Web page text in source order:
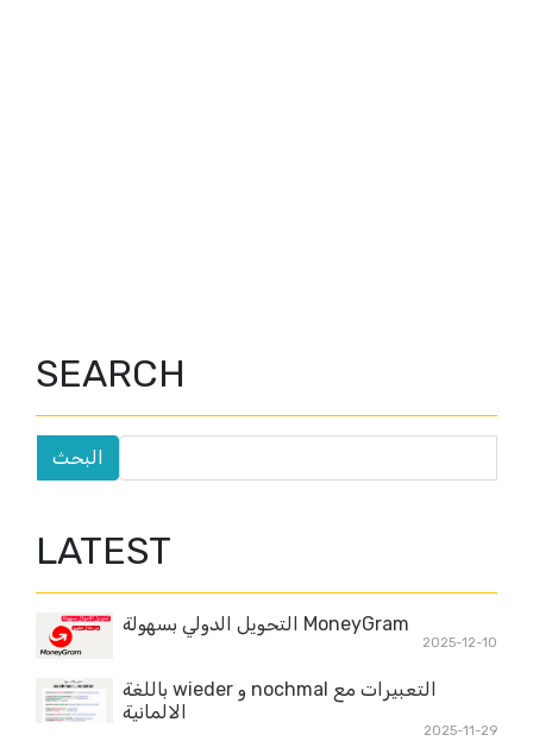
SEARCH
LATEST
MoneyGram التحويل الدولي بسهولة
2025-12-10
التعبيرات مع nochmal و wieder باللغة
الالمانية
2025-11-29